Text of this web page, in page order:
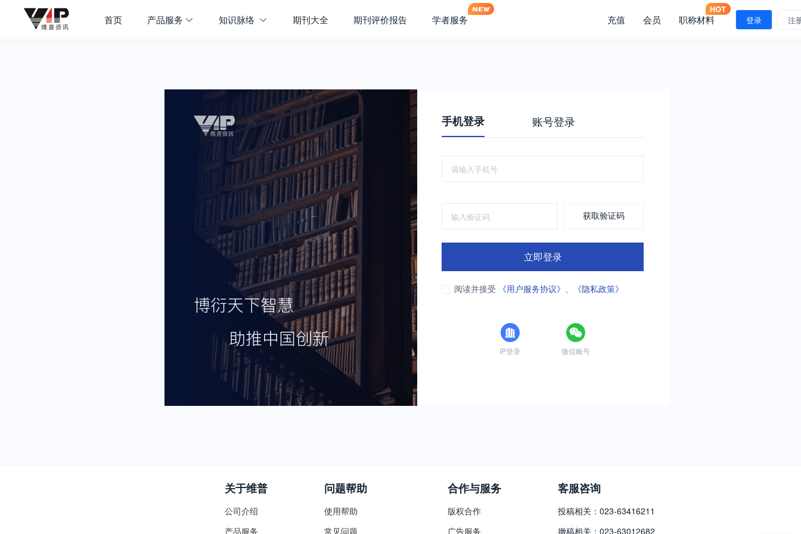
首页 产品服务 知识脉络 期刊大全 期刊评价报告 学者服务 充值 会员 职称材料 登录 注
手机登录 账号登录
获取验证码
立即登录
阅读并接受 《用户服务协议》 、 《隐私政策》
IP登录 微信账号
关于维普
公司介绍
产品服务
问题帮助
使用帮助
常见问题
合作与服务
版权合作
广告服务
客服咨询
投稿相关：023-63416211
撤稿相关：023-63012682